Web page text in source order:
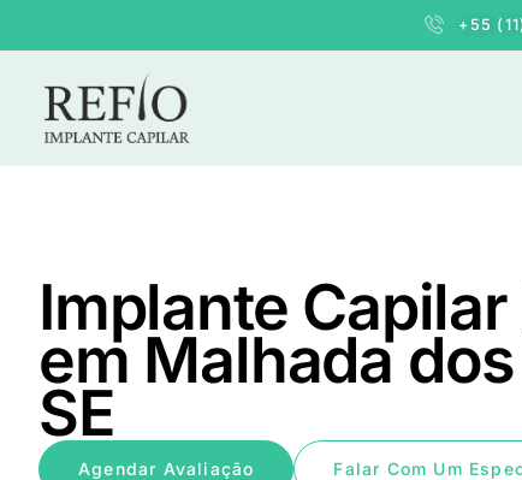
+55
Implante
em Malhada
SE
Agendar Avaliação Falar Com Um